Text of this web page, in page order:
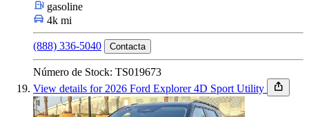
gasoline
4k mi
(888) 336-5040 Contacta
Número de Stock: TS019673
View details for 2026 Ford Explorer 4D Sport Utility